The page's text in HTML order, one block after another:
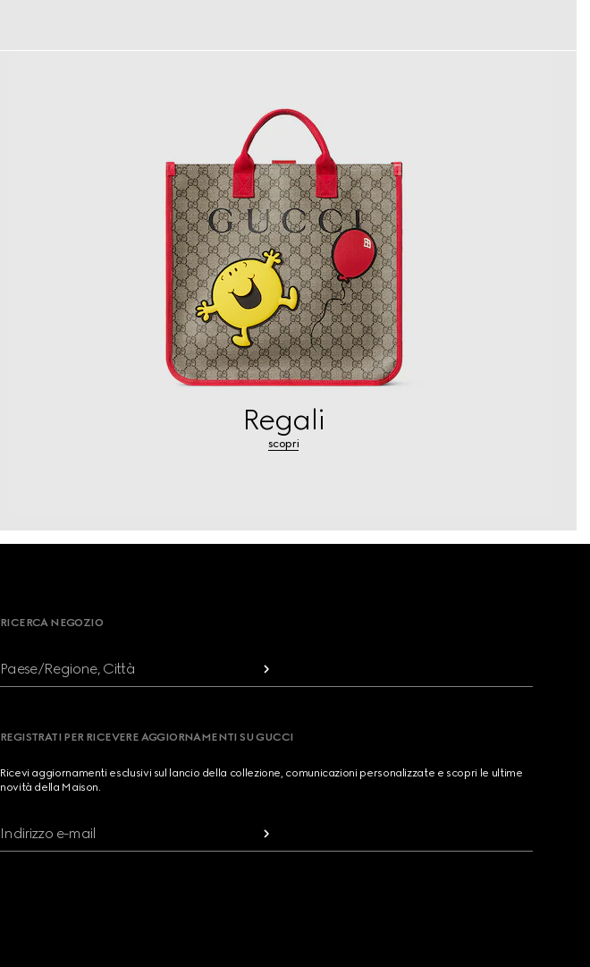
Regali
scopri
RICERCA NEGOZIO
Paese/Regione, Città
REGISTRATI PER RICEVERE AGGIORNAMENTI SU GUCCI
Ricevi aggiornamenti esclusivi sul lancio della collezione, comunicazioni personalizzate e scopri le ultime
novità della Maison.
Indirizzo e-mail